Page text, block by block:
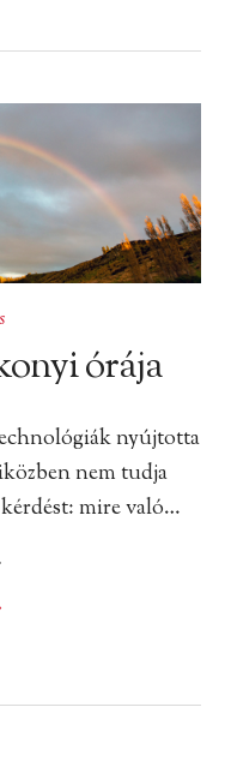
órája
nyújtotta
nem tudja
kérdést: mire való…